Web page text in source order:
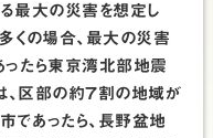
る最大の災害を想定し
くの場合、最大の災害
ったら東京湾北部地震
、区部の約７割の地域が
であったら、長野盆地